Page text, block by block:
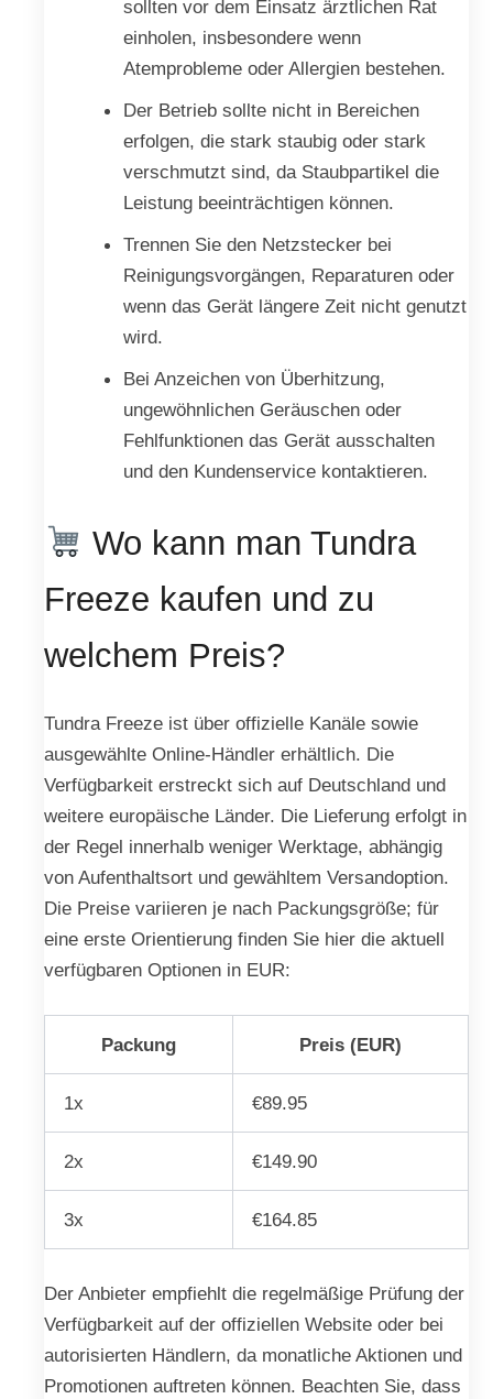
sollten vor dem Einsatz ärztlichen Rat
einholen, insbesondere wenn
Atemprobleme oder Allergien bestehen.
Der Betrieb sollte nicht in Bereichen
erfolgen, die stark staubig oder stark
verschmutzt sind, da Staubpartikel die
Leistung beeinträchtigen können.
Trennen Sie den Netzstecker bei
Reinigungsvorgängen, Reparaturen oder
wenn das Gerät längere Zeit nicht genutzt
wird.
Bei Anzeichen von Überhitzung,
ungewöhnlichen Geräuschen oder
Fehlfunktionen das Gerät ausschalten
und den Kundenservice kontaktieren.
Wo kann man Tundra
Freeze kaufen und zu
welchem Preis?
Tundra Freeze ist über offizielle Kanäle sowie
ausgewählte Online-Händler erhältlich. Die
Verfügbarkeit erstreckt sich auf Deutschland und
weitere europäische Länder. Die Lieferung erfolgt in
der Regel innerhalb weniger Werktage, abhängig
von Aufenthaltsort und gewähltem Versandoption.
Die Preise variieren je nach Packungsgröße; für
eine erste Orientierung finden Sie hier die aktuell
verfügbaren Optionen in EUR:
Packung Preis (EUR)
1x €89.95
2x €149.90
3x €164.85
Der Anbieter empfiehlt die regelmäßige Prüfung der
Verfügbarkeit auf der offiziellen Website oder bei
autorisierten Händlern, da monatliche Aktionen und
Promotionen auftreten können. Beachten Sie, dass